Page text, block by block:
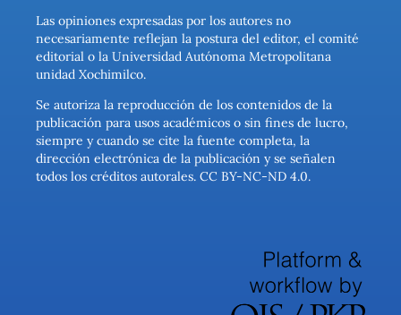
Las opiniones expresadas por los autores no
necesariamente reflejan la postura del editor, el comité
editorial o la Universidad Autónoma Metropolitana
unidad Xochimilco.
Se autoriza la reproducción de los contenidos de la
publicación para usos académicos o sin fines de lucro,
siempre y cuando se cite la fuente completa, la
dirección electrónica de la publicación y se señalen
todos los créditos autorales. CC BY-NC-ND 4.0.